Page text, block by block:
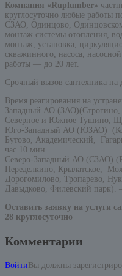
Компания «Ruplumber»
круглосуточно любые
СЗАО, Одинцово,
монтаж системы отопления,
монтаж, установка,
скважинного, насоса,
работы — до 20 лет.
Срочный вызов сантехника на
Время реагирования на
Западный АО
Северное и Южное Тушино,
Юго-Западный АО (ЮЗАО)
Бутово, Академический,
час 10 мин.
Северо-Западный АО (СЗАО)
Переделкино, Крылатское,
Дорогомилово, Тропарево,
Давыдково, Филевский парк).
Оставить заявку на услуги
28 круглосуточно
Комментарии
Войти Вы должны